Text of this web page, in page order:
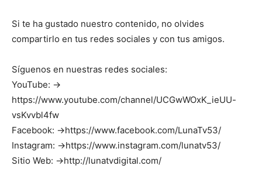
Si te ha gustado nuestro contenido, no olvides
compartirlo en tus redes sociales y con tus amigos.
Síguenos en nuestras redes sociales:
YouTube: →
https://www.youtube.com/channel/UCGwWOxK_ieUU-
vsKvvbl4fw
Facebook: →https://www.facebook.com/LunaTv53/
Instagram: →https://www.instagram.com/lunatv53/
Sitio Web: →http://lunatvdigital.com/